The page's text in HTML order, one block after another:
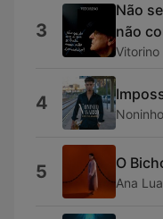
3
Não
não
Vitorino
4
5 O
Ana